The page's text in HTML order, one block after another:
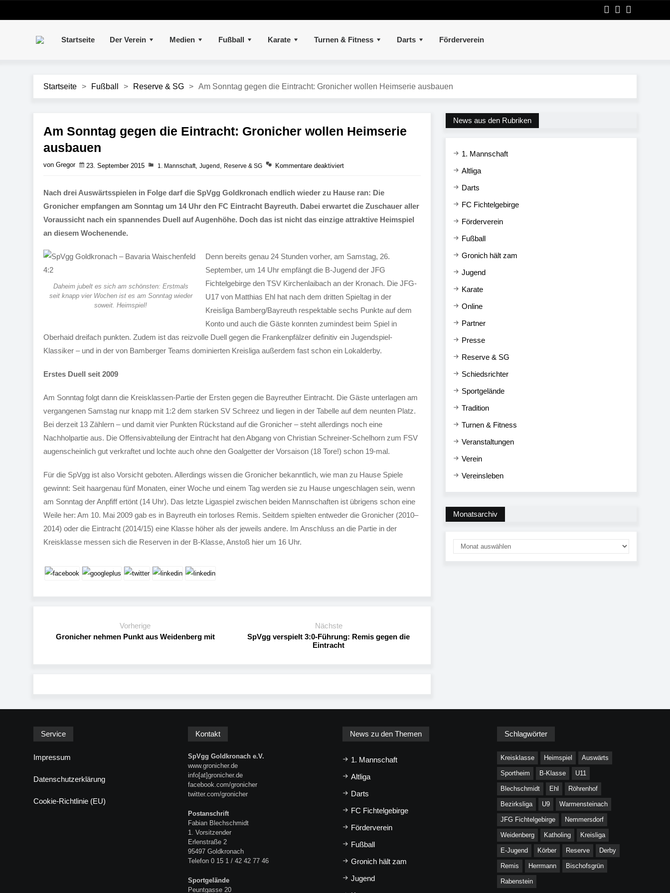
Startseite Der Verein Medien Fußball Karate Turnen & Fitness Darts Förderverein
Startseite > Fußball > Reserve & SG > Am Sonntag gegen die Eintracht: Gronicher wollen Heimserie ausbauen
Am Sonntag gegen die Eintracht: Gronicher wollen Heimserie
ausbauen
von Gregor 23. September 2015 1. Mannschaft, Jugend , Reserve & SG Kommentare deaktiviert
Nach drei Auswärtsspielen in Folge darf die SpVgg Goldkronach endlich wieder zu Hause ran: Die
Gronicher empfangen am Sonntag um 14 Uhr den FC Eintracht Bayreuth. Dabei erwartet die Zuschauer aller
Voraussicht nach ein spannendes Duell auf Augenhöhe. Doch das ist nicht das einzige attraktive Heimspiel
an diesem Wochenende.
Daheim jubelt es sich am schönsten: Erstmals
seit knapp vier Wochen ist es am Sonntag wieder
soweit. Heimspiel!
Denn bereits genau 24 Stunden vorher, am Samstag, 26.
September, um 14 Uhr empfängt die B-Jugend der JFG
Fichtelgebirge den TSV Kirchenlaibach an der Kronach. Die JFG-
U17 von Matthias Ehl hat nach dem dritten Spieltag in der
Kreisliga Bamberg/Bayreuth respektable sechs Punkte auf dem
Konto und auch die Gäste konnten zumindest beim Spiel in
Oberhaid dreifach punkten. Zudem ist das reizvolle Duell gegen die Frankenpfälzer definitiv ein Jugendspiel-
Klassiker – und in der von Bamberger Teams dominierten Kreisliga außerdem fast schon ein Lokalderby.
Erstes Duell seit 2009
Am Sonntag folgt dann die Kreisklassen-Partie der Ersten gegen die Bayreuther Eintracht. Die Gäste unterlagen am
vergangenen Samstag nur knapp mit 1:2 dem starken SV Schreez und liegen in der Tabelle auf dem neunten Platz.
Bei derzeit 13 Zählern – und damit vier Punkten Rückstand auf die Gronicher – steht allerdings noch eine
Nachholpartie aus. Die Offensivabteilung der Eintracht hat den Abgang von Christian Schreiner-Schelhorn zum FSV
augenscheinlich gut verkraftet und lochte auch ohne den Goalgetter der Vorsaison (18 Tore!) schon 19-mal.
Für die SpVgg ist also Vorsicht geboten. Allerdings wissen die Gronicher bekanntlich, wie man zu Hause Spiele
gewinnt: Seit haargenau fünf Monaten, einer Woche und einem Tag werden sie zu Hause ungeschlagen sein, wenn
am Sonntag der Anpfiff ertönt (14 Uhr). Das letzte Ligaspiel zwischen beiden Mannschaften ist übrigens schon eine
Weile her: Am 10. Mai 2009 gab es in Bayreuth ein torloses Remis. Seitdem spielten entweder die Gronicher (2010–
2014) oder die Eintracht (2014/15) eine Klasse höher als der jeweils andere. Im Anschluss an die Partie in der
Kreisklasse messen sich die Reserven in der B-Klasse, Anstoß hier um 16 Uhr.
Vorherige
Gronicher nehmen Punkt aus Weidenberg mit
Nächste
SpVgg verspielt 3:0-Führung: Remis gegen die
Eintracht
News aus den Rubriken
1. Mannschaft
Altliga
Darts
FC Fichtelgebirge
Förderverein
Fußball
Gronich hält zam
Jugend
Karate
Online
Partner
Presse
Reserve & SG
Schiedsrichter
Sportgelände
Tradition
Turnen & Fitness
Veranstaltungen
Verein
Vereinsleben
Monatsarchiv
Service
Impressum
Datenschutzerklärung
Cookie-Richtlinie (EU)
Kontakt
SpVgg Goldkronach e.V.
www.gronicher.de
info[at]gronicher.de
facebook.com/gronicher
twitter.com/gronicher
Postanschrift
Fabian Blechschmidt
1. Vorsitzender
Erlenstraße 2
95497 Goldkronach
Telefon 0 15 1 / 42 42 77 46
Sportgelände
Peuntgasse 20
News zu den Themen
1. Mannschaft
Altliga
Darts
FC Fichtelgebirge
Förderverein
Fußball
Gronich hält zam
Jugend
Schlagwörter
Kreisklasse Heimspiel Auswärts
Sportheim B-Klasse U11
Blechschmidt Ehl Röhrenhof
Bezirksliga U9 Warmensteinach
JFG Fichtelgebirge Nemmersdorf
Weidenberg Katholing Kreisliga
E-Jugend Körber Reserve Derby
Remis Herrmann Bischofsgrün
Rabenstein